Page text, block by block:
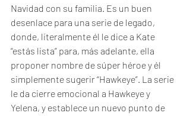
Navidad con su familia. Es un buen
desenlace para una serie de legado,
donde, literalmente él le dice a Kate
“estás lista” para, más adelante, ella
proponer nombre de súper héroe y él
simplemente sugerir “Hawkeye”. La serie
le da cierre emocional a Hawkeye y
Yelena, y establece un nuevo punto de